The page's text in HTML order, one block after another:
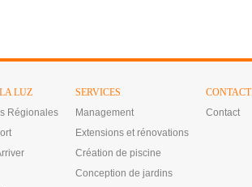
LUZ
Régionales
SERVICES
Management
Extensions et rénovations
Création de piscine
Conception de jardins
CONTACT
Contact